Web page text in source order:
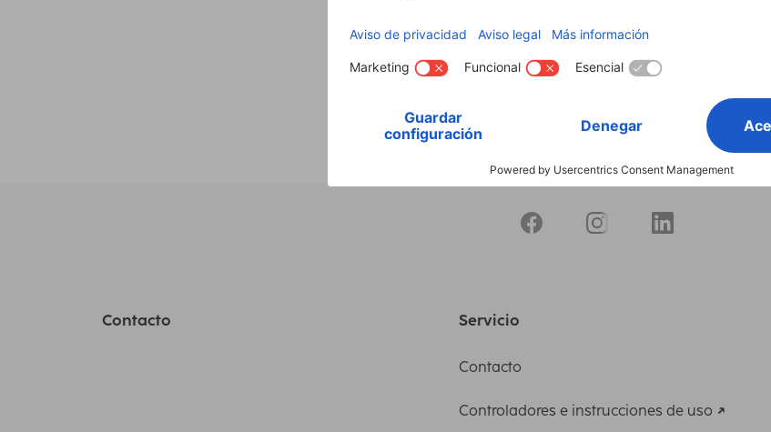
Contacto Servicio
Contacto
Controladores e instrucciones de uso